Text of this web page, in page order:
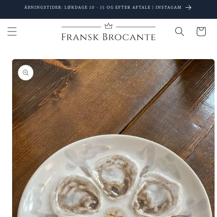
Gå til
ÅBNINGSTIDER: LØRDAGE 10 - 15 OG EFTER AFTALE | INSTAGAM
til